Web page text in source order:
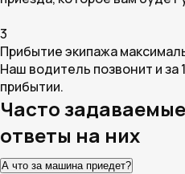
3
Прибытие экипажа
Наш водитель позвонит и за
прибытии.
Часто
ответы на них
А что за машина приедет?